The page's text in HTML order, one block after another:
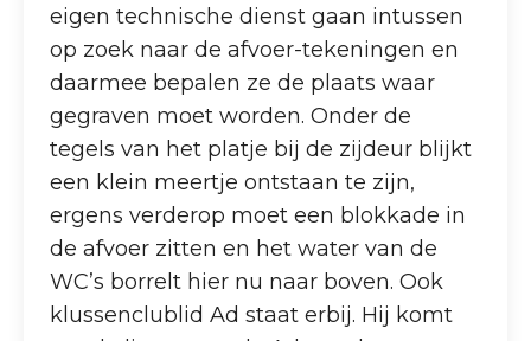
eigen technische dienst gaan intussen
op zoek naar de afvoer-tekeningen en
daarmee bepalen ze de plaats waar
gegraven moet worden. Onder de
tegels van het platje bij de zijdeur blijkt
een klein meertje ontstaan te zijn,
ergens verderop moet een blokkade in
de afvoer zitten en het water van de
WC’s borrelt hier nu naar boven. Ook
klussenclublid Ad staat erbij. Hij komt